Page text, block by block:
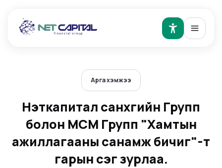
Арга хэмжээ
Нэткапитал санхүүгийн Групп
болон МСМ Групп "Хамтын
ажиллагааны санамж бичиг"-т
гарын үсэг зурлаа.